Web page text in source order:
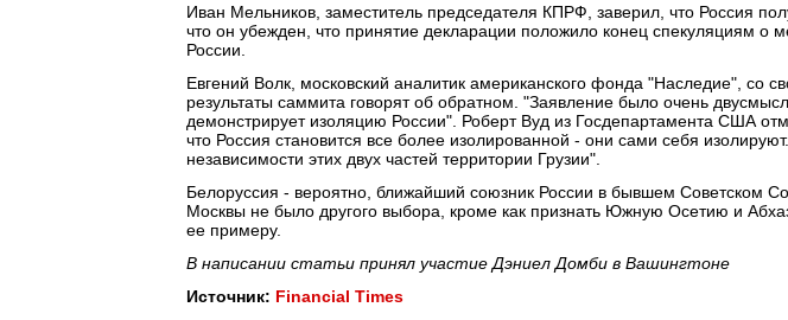
Иван Мельников, заместитель председателя КПРФ, заверил, что Россия
что он убежден, что принятие декларации положило конец спекуляциям о
России.
Евгений Волк, московский аналитик американского фонда "Наследие", со
результаты саммита говорят об обратном. "Заявление было очень
демонстрирует изоляцию России". Роберт Вуд из Госдепартамента США
что Россия становится все более изолированной - они сами себя
независимости этих двух частей территории Грузии".
Белоруссия - вероятно, ближайший союзник России в бывшем Советском
Москвы не было другого выбора, кроме как признать Южную Осетию и
ее примеру.
В написании статьи принял участие Дэниел Домби в Вашингтоне
Источник: Financial Times